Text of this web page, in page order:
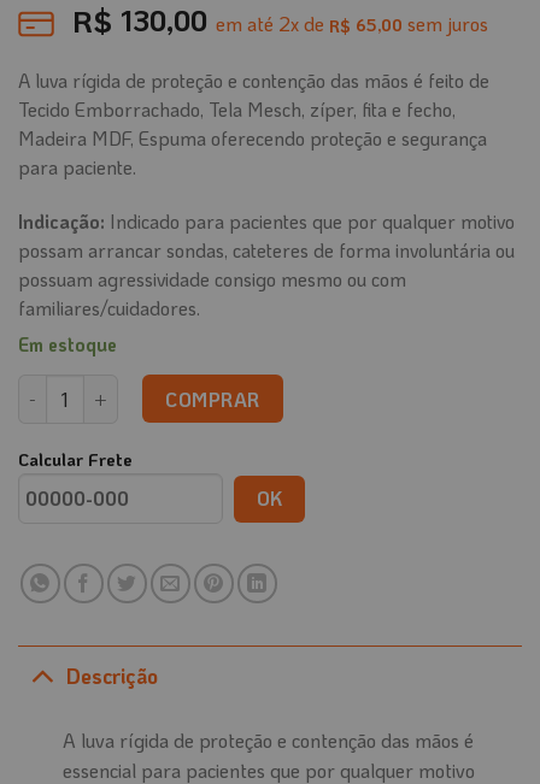
R$ 130,00 em até 2x de R$ 65,00 sem juros
A luva rígida de proteção e contenção das mãos é feito de
Tecido Emborrachado, Tela Mesch, zíper, fita e fecho,
Madeira MDF, Espuma oferecendo proteção e segurança
para paciente.
Indicação: Indicado para pacientes que por qualquer motivo
possam arrancar sondas, cateteres de forma involuntária ou
possuam agressividade consigo mesmo ou com
familiares/cuidadores.
Em estoque
Luva rígida de Proteção e contenção das mãos (Unidade)
COMPRAR
Calcular Frete
OK
Descrição
A luva rígida de proteção e contenção das mãos é
essencial para pacientes que por qualquer motivo